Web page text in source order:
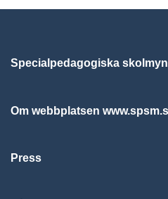
Specialpedagogiska
Om webbplatsen
Press